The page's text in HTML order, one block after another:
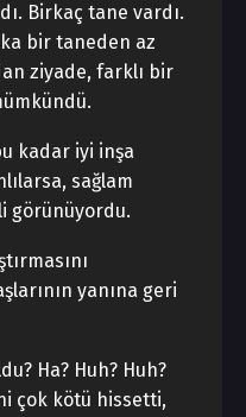
Birkaç tane vardı.
bir taneden az
ziyade, farklı bir
kadar iyi inşa
sağlam
görünüyordu.
yanına geri
Ha? Huh? Huh?
çok kötü hissetti,